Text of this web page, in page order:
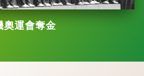
奧運會奪金